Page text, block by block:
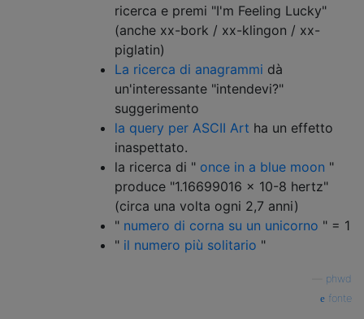
ricerca e premi "I'm Feeling Lucky"
(anche xx-bork / xx-klingon / xx-
piglatin)
La ricerca di anagrammi dà
un'interessante "intendevi?"
suggerimento
la query per ASCII Art ha un effetto
inaspettato.
la ricerca di " once in a blue moon "
produce "1.16699016 × 10-8 hertz"
(circa una volta ogni 2,7 anni)
" numero di corna su un unicorno " = 1
" il numero più solitario "
phwd
fonte